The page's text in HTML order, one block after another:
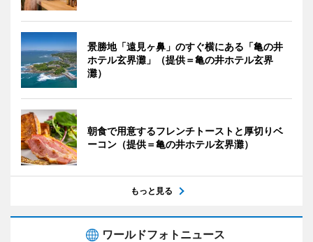
景勝地「遠見ヶ鼻」のすぐ横にある「亀の井
ホテル玄界灘」（提供＝亀の井ホテル玄界
灘）
朝食で用意するフレンチトーストと厚切りベ
ーコン（提供＝亀の井ホテル玄界灘）
もっと見る
ワールドフォトニュース